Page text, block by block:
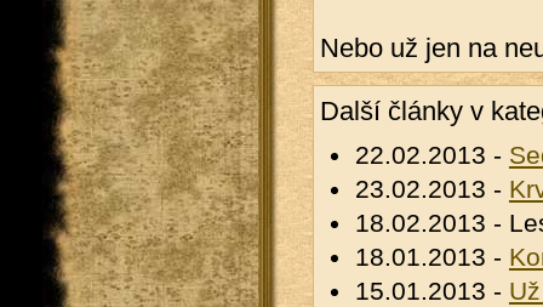
Nebo už jen na
Další články v
22.02.2013 -
23.02.2013 -
18.02.2013 -
18.01.2013 -
15.01.2013 -